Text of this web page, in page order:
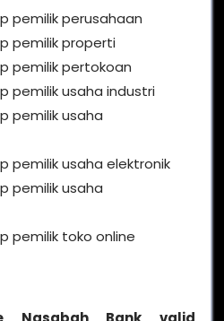
pemilik perusahaan
pemilik properti
pemilik pertokoan
pemilik usaha industri
pemilik usaha
pemilik usaha elektronik
pemilik usaha
pemilik toko online